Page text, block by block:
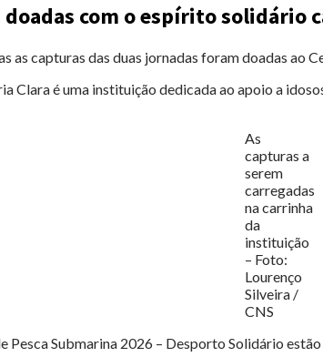
com o espírito solidário
as capturas das duas jornadas foram doadas ao
é uma instituição dedicada ao apoio a
As
capturas a
serem
carregadas
na carrinha
da
instituição
– Foto:
Lourenço
Silveira /
CNS
Submarina 2026 – Desporto Solidário